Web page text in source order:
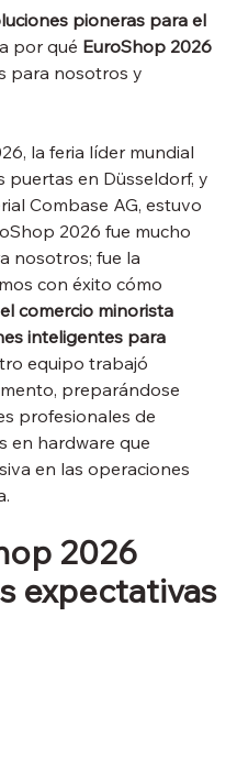
pioneras para el
por qué EuroShop 2026
para nosotros y
la feria líder mundial
puertas en Düsseldorf, y
Combase AG, estuvo
2026 fue mucho
nosotros; fue la
con éxito cómo
comercio minorista
inteligentes para
equipo trabajó
preparándose
profesionales de
en hardware que
en las operaciones
2026
expectativas